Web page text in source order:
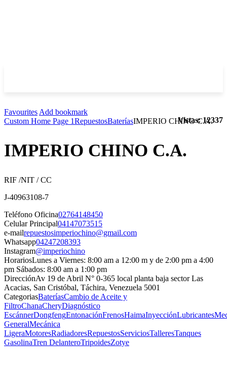
Vistas: 12337
Favourites Add bookmark
Custom Home Page 1RepuestosBateríasIMPERIO CHINO C.A.
IMPERIO CHINO C.A.
RIF /NIT / CC
J-40963108-7
Teléfono Oficina02764148450
Celular Principal04147073515
e-mailrepuestosimperiochino@gmail.com
Whatsapp04247208393
Instagram@imperiochino
HorariosLunes a Viernes: 8:00 am a 12:00 m y de 2:00 pm a 4:00
pm Sábados: 8:00 am a 1:00 pm
DirecciónAv 19 de Abril N° 0-365 local planta baja sector Las
Acacias, San Cristóbal, Táchira, Venezuela 5001
CategoriasBateríasCambio de Aceite y
FiltroChanaCheryDiagnóstico
EscánnerDongfengEntonaciónFrenosHaimaInyecciónLubricantes
GeneralMecánica
LigeraMotoresRadiadoresRepuestosServiciosTalleresTanques
GasolinaTren DelanteroTripoidesZotye